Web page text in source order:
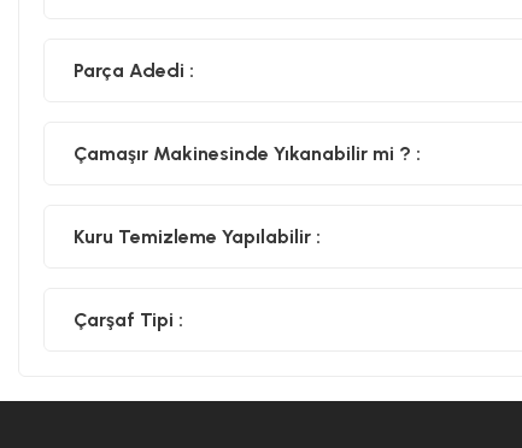
Parça Adedi :
Çamaşır Makinesinde Yıkanabilir mi ? :
Kuru Temizleme Yapılabilir :
Çarşaf Tipi :